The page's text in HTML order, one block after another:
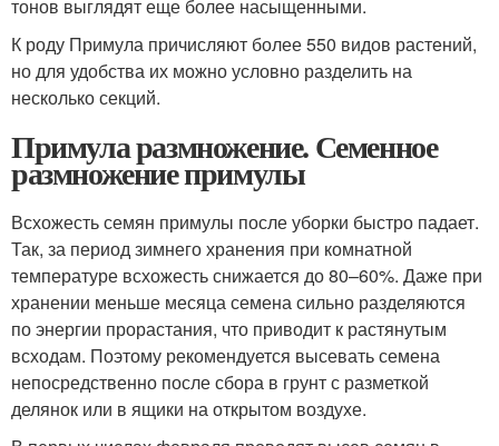
тонов выглядят еще более насыщенными.
К роду Примула причисляют более 550 видов растений,
но для удобства их можно условно разделить на
несколько секций.
Примула размножение. Семенное
размножение примулы
Всхожесть семян примулы после уборки быстро падает.
Так, за период зимнего хранения при комнатной
температуре всхожесть снижается до 80–60%. Даже при
хранении меньше месяца семена сильно разделяются
по энергии прорастания, что приводит к растянутым
всходам. Поэтому рекомендуется высевать семена
непосредственно после сбора в грунт с разметкой
делянок или в ящики на открытом воздухе.